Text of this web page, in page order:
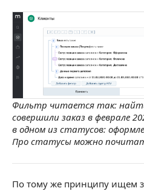
Фильтр читается так:
совершили заказ в феврале
в одном из статусов:
Про статусы можно
По тому же принципу ищем